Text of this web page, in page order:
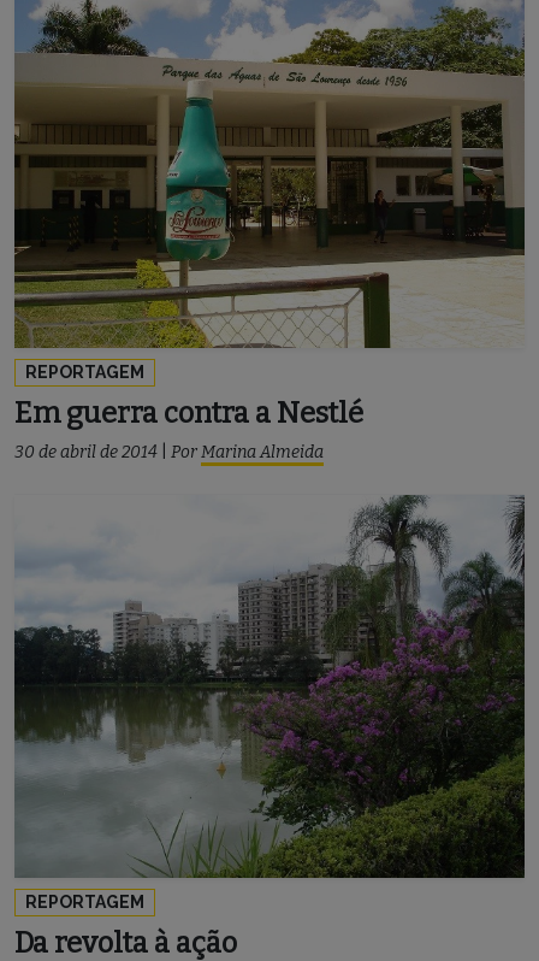
REPORTAGEM
Em guerra contra a Nestlé
30 de abril de 2014 PorMarina Almeida
REPORTAGEM
Da revolta à ação